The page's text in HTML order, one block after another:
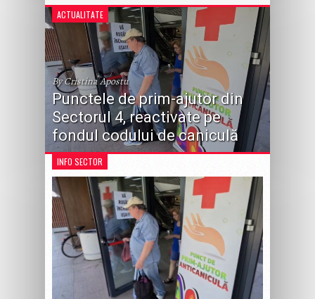
ACTUALITATE
By Cristina Apostu
Punctele de prim-ajutor din
Sectorul 4, reactivate pe
fondul codului de caniculă
INFO SECTOR